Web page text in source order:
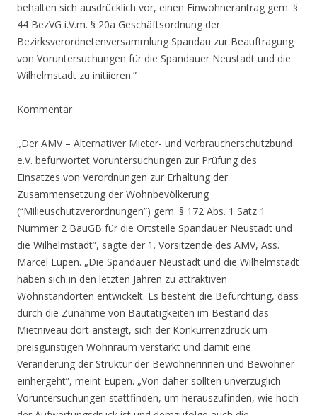
behalten sich ausdrücklich vor, einen Einwohnerantrag gem. §
44 BezVG i.V.m. § 20a Geschäftsordnung der
Bezirksverordnetenversammlung Spandau zur Beauftragung
von Voruntersuchungen für die Spandauer Neustadt und die
Wilhelmstadt zu initiieren.”
Kommentar
„Der AMV – Alternativer Mieter- und Verbraucherschutzbund
e.V. befürwortet Voruntersuchungen zur Prüfung des
Einsatzes von Verordnungen zur Erhaltung der
Zusammensetzung der Wohnbevölkerung
(“Milieuschutzverordnungen”) gem. § 172 Abs. 1 Satz 1
Nummer 2 BauGB für die Ortsteile Spandauer Neustadt und
die Wilhelmstadt”, sagte der 1. Vorsitzende des AMV, Ass.
Marcel Eupen. „Die Spandauer Neustadt und die Wilhelmstadt
haben sich in den letzten Jahren zu attraktiven
Wohnstandorten entwickelt. Es besteht die Befürchtung, dass
durch die Zunahme von Bautätigkeiten im Bestand das
Mietniveau dort ansteigt, sich der Konkurrenzdruck um
preisgünstigen Wohnraum verstärkt und damit eine
Veränderung der Struktur der Bewohnerinnen und Bewohner
einhergeht”, meint Eupen. „Von daher sollten unverzüglich
Voruntersuchungen stattfinden, um herauszufinden, wie hoch